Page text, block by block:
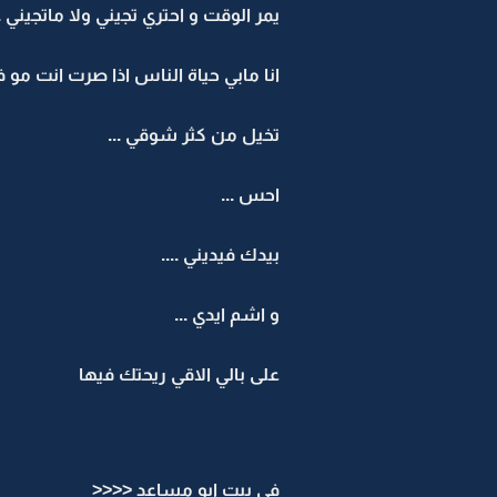
يمر الوقت و احتري تجيني ولا ماتجيني
انا مابي حياة الناس اذا صرت انت مو
تخيل من كثر شوقي ...
احس ...
بيدك فيديني ....
و اشم ايدي ...
على بالي الاقي ريحتك فيها
في بيت ابو مساعد <<<<